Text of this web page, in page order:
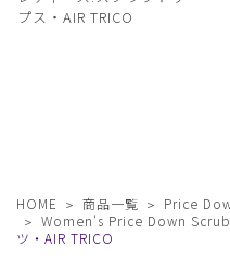
プス・AIR TRICO
HOME 商品一覧 Price
Women's Price Down Scrub
ツ・AIR TRICO